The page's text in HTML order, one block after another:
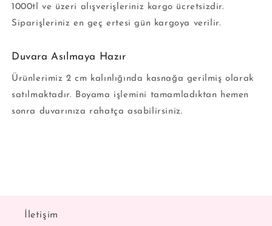
1000tl ve üzeri alışverişleriniz kargo ücretsizdir.
Siparişleriniz en geç ertesi gün kargoya verilir.
Duvara Asılmaya Hazır
Ürünlerimiz 2 cm kalınlığında kasnağa gerilmiş olarak
satılmaktadır. Boyama işlemini tamamladıktan hemen
sonra duvarınıza rahatça asabilirsiniz.
İletişim